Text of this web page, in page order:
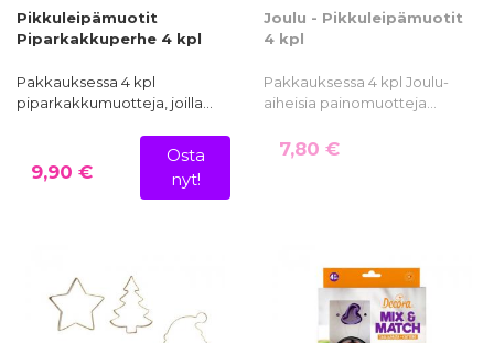
Pikkuleipämuotit
Piparkakkuperhe 4 kpl
Pakkauksessa 4 kpl
piparkakkumuotteja, joilla…
9,90 €
Osta
nyt!
Joulu - Pikkuleipämuotit
4 kpl
Pakkauksessa 4 kpl Joulu-
aiheisia painomuotteja…
7,80 €